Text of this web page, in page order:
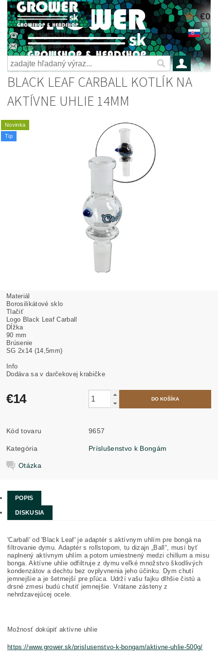
+421904052931
grower@grower.sk
€0
BLACK LEAF CARBALL KOTLÍK NA
AKTÍVNE UHLIE 14MM
Novinka
Tip
Materiál
Borosilikátové sklo
Tlačiť
Logo Black Leaf Carball
Dĺžka
90 mm
Brúsenie
SG 2x14 (14,5mm)
Info
Dodáva sa v darčekovej krabičke
€14
Kód tovaru 9657
Kategória Príslušenstvo k Bongám
Otázka
POPIS
DISKUSIA
'Carball' od 'Black Leaf' je adaptér s aktívnym uhlím pre bongá na
filtrovanie dymu. Adaptér s rollstopom, tu dizajn „Ball“, musí byť
naplnený aktívnym uhlím a potom umiestnený medzi chillum a misu
bonga. Aktívne uhlie odfiltruje z dymu veľké množstvo škodlivých
kondenzátov a dechtu bez ovplyvnenia jeho účinku. Dym chutí
jemnejšie a je šetrnejší pre pľúca. Udrží vašu fajku dlhšie čistú a
drsné zmesi budú chutiť jemnejšie. Vrátane zásteny z
nehrdzavejúcej ocele.
Možnosť dokúpiť aktívne uhlie
https://www.grower.sk/prislusenstvo-k-bongam/aktivne-uhlie-500g/